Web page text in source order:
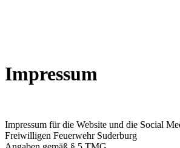
Impressum
Impressum für die Website und die Social
Freiwilligen Feuerwehr Suderburg